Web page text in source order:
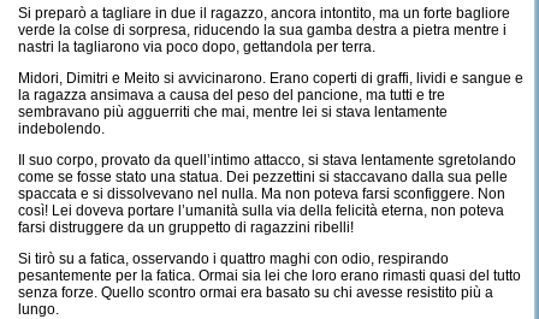
Si preparò a tagliare in due il ragazzo, ancora intontito, ma un forte bagliore
verde la colse di sorpresa, riducendo la sua gamba destra a pietra mentre i
nastri la tagliarono via poco dopo, gettandola per terra.
Midori, Dimitri e Meito si avvicinarono. Erano coperti di graffi, lividi e sangue e
la ragazza ansimava a causa del peso del pancione, ma tutti e tre
sembravano più agguerriti che mai, mentre lei si stava lentamente
indebolendo.
Il suo corpo, provato da quell’intimo attacco, si stava lentamente sgretolando
come se fosse stato una statua. Dei pezzettini si staccavano dalla sua pelle
spaccata e si dissolvevano nel nulla. Ma non poteva farsi sconfiggere. Non
così! Lei doveva portare l’umanità sulla via della felicità eterna, non poteva
farsi distruggere da un gruppetto di ragazzini ribelli!
Si tirò su a fatica, osservando i quattro maghi con odio, respirando
pesantemente per la fatica. Ormai sia lei che loro erano rimasti quasi del tutto
senza forze. Quello scontro ormai era basato su chi avesse resistito più a
lungo.